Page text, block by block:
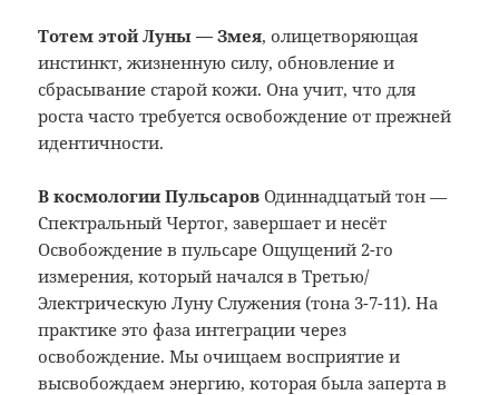
Тотем этой Луны — Змея, олицетворяющая
инстинкт, жизненную силу, обновление и
сбрасывание старой кожи. Она учит, что для
роста часто требуется освобождение от прежней
идентичности.
В космологии Пульсаров Одиннадцатый тон—
Спектральный Чертог, завершает и несёт
Освобождение в пульсаре Ощущений 2-го
измерения, который начался в Третью/
Электрическую Луну Служения (тона 3-7-11). На
практике это фаза интеграции через
освобождение. Мы очищаем восприятие и
высвобождаем энергию, которая была заперта в